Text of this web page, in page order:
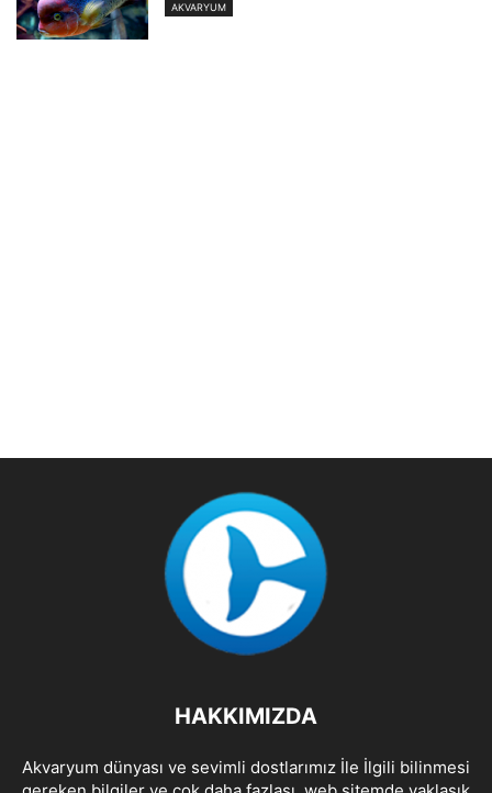
AKVARYUM
HAKKIMIZDA
Akvaryum dünyası ve sevimli dostlarımız İle İlgili bilinmesi